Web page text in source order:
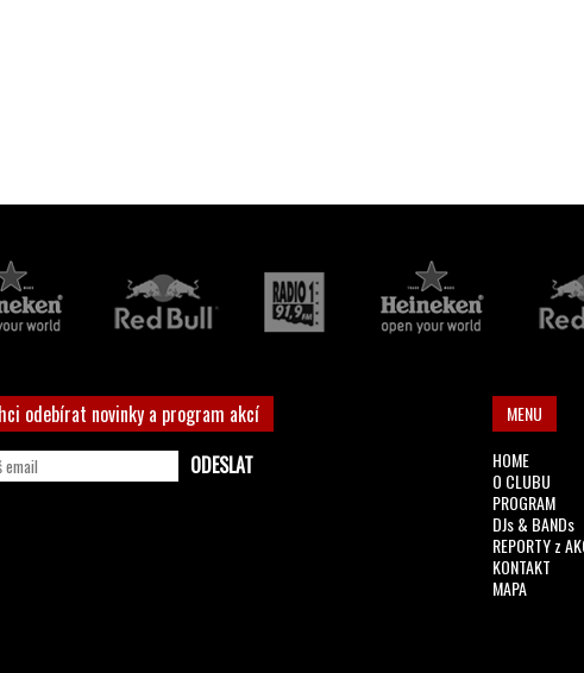
odebírat novinky a program akcí
MENU
HOME
O CLUBU
PROGRAM
DJs & BANDs
REPORTY z
KONTAKT
MAPA